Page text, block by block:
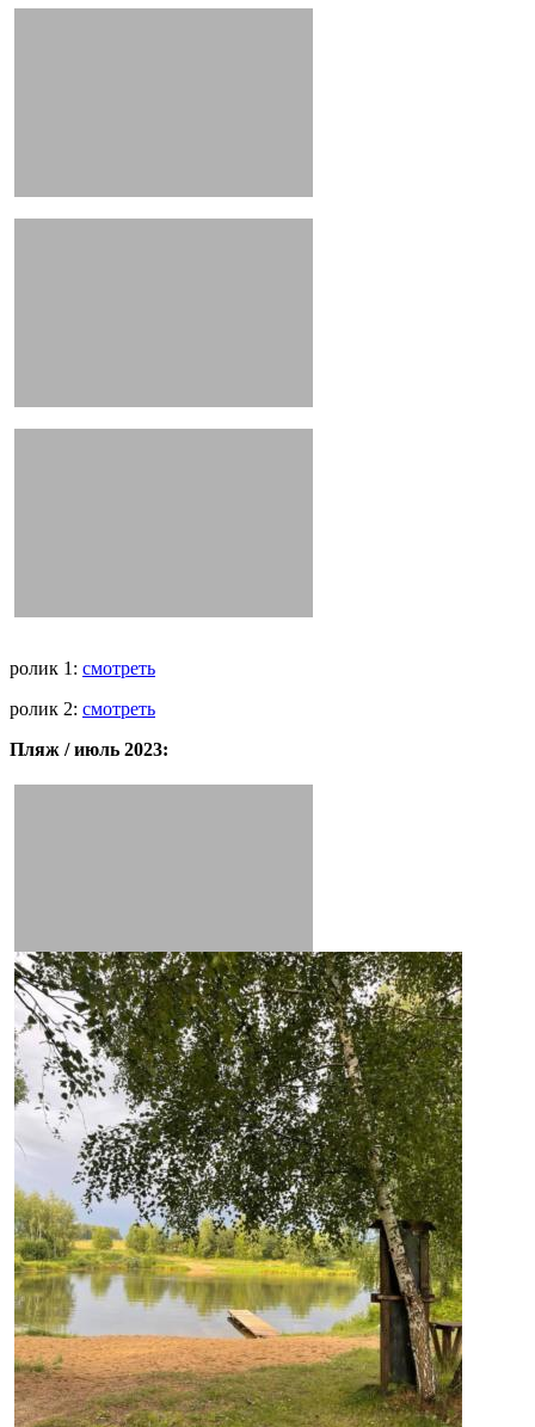
ролик 1: смотреть
ролик 2: смотреть
Пляж / июль 2023: